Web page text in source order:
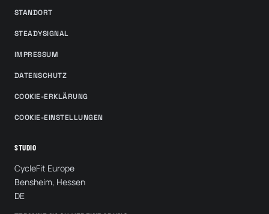
STANDORT
STEADYSIGNAL
IMPRESSUM
DATENSCHUTZ
COOKIE-ERKLÄRUNG
COOKIE-EINSTELLUNGEN
STUDIO
CycleFit Europe
Bensheim, Hessen
DE